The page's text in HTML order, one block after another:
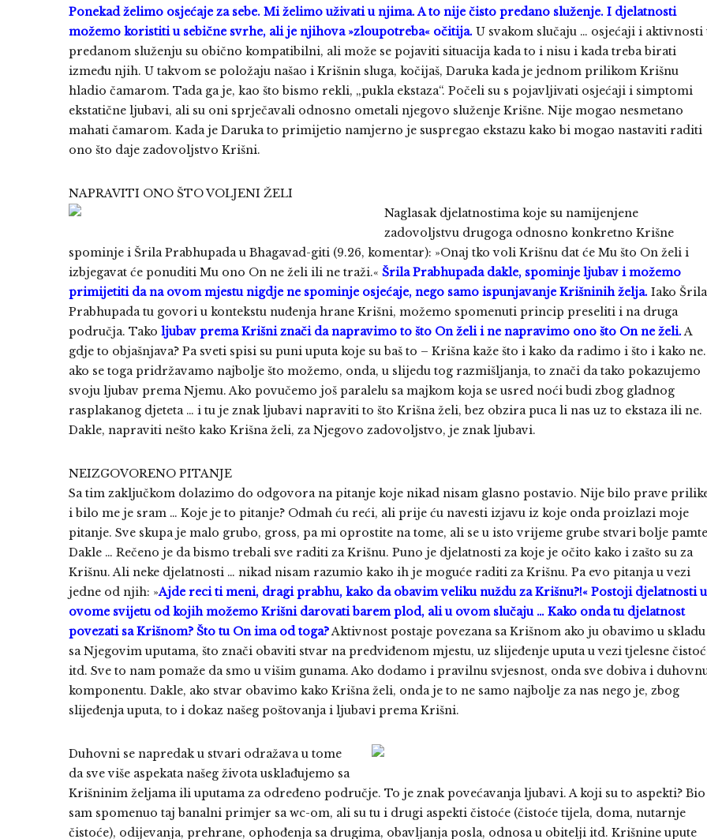
Ponekad želimo osjećaje za sebe. Mi želimo uživati u njima. A to nije čisto predano služenje. I djelatnosti
možemo koristiti u sebične svrhe, ali je njihova »zloupotreba« očitija. U svakom slučaju … osjećaji i aktivnosti
predanom služenju su obično kompatibilni, ali može se pojaviti situacija kada to i nisu i kada treba birati
između njih. U takvom se položaju našao i Krišnin sluga, kočijaš, Daruka kada je jednom prilikom Krišnu
hladio čamarom. Tada ga je, kao što bismo rekli, „pukla ekstaza“. Počeli su s pojavljivati osjećaji i simptomi
ekstatične ljubavi, ali su oni sprječavali odnosno ometali njegovo služenje Krišne. Nije mogao nesmetano
mahati čamarom. Kada je Daruka to primijetio namjerno je suspregao ekstazu kako bi mogao nastaviti raditi
ono što daje zadovoljstvo Krišni.
NAPRAVITI ONO ŠTO VOLJENI ŽELI
Naglasak djelatnostima koje su namijenjene
zadovoljstvu drugoga odnosno konkretno Krišne
spominje i Šrila Prabhupada u Bhagavad-giti (9.26, komentar): »Onaj tko voli Krišnu dat će Mu što On želi i
izbjegavat će ponuditi Mu ono On ne želi ili ne traži.« Šrila Prabhupada dakle, spominje ljubav i možemo
primijetiti da na ovom mjestu nigdje ne spominje osjećaje, nego samo ispunjavanje Krišninih želja. Iako Šrila
Prabhupada tu govori u kontekstu nuđenja hrane Krišni, možemo spomenuti princip preseliti i na druga
područja. Tako ljubav prema Krišni znači da napravimo to što On želi i ne napravimo ono što On ne želi.A
gdje to objašnjava? Pa sveti spisi su puni uputa koje su baš to – Krišna kaže što i kako da radimo i što i kako
ako se toga pridržavamo najbolje što možemo, onda, u slijedu tog razmišljanja, to znači da tako pokazujemo
svoju ljubav prema Njemu. Ako povučemo još paralelu sa majkom koja se usred noći budi zbog gladnog
rasplakanog djeteta … i tu je znak ljubavi napraviti to što Krišna želi, bez obzira puca li nas uz to ekstaza ili ne.
Dakle, napraviti nešto kako Krišna želi, za Njegovo zadovoljstvo, je znak ljubavi.
NEIZGOVORENO PITANJE
Sa tim zaključkom dolazimo do odgovora na pitanje koje nikad nisam glasno postavio. Nije bilo prave
i bilo me je sram … Koje je to pitanje? Odmah ću reći, ali prije ću navesti izjavu iz koje onda proizlazi moje
pitanje. Sve skupa je malo grubo, gross, pa mi oprostite na tome, ali se u isto vrijeme grube stvari bolje
Dakle … Rečeno je da bismo trebali sve raditi za Krišnu. Puno je djelatnosti za koje je očito kako i zašto su za
Krišnu. Ali neke djelatnosti … nikad nisam razumio kako ih je moguće raditi za Krišnu. Pa evo pitanja u vezi
jedne od njih: »Ajde reci ti meni, dragi prabhu, kako da obavim veliku nuždu za Krišnu?!« Postoji djelatnosti u
ovome svijetu od kojih možemo Krišni darovati barem plod, ali u ovom slučaju … Kako onda tu djelatnost
povezati sa Krišnom? Što tu On ima od toga?Aktivnost postaje povezana sa Krišnom ako ju obavimo u skladu
sa Njegovim uputama, što znači obaviti stvar na predviđenom mjestu, uz slijeđenje uputa u vezi tjelesne
itd. Sve to nam pomaže da smo u višim gunama. Ako dodamo i pravilnu svjesnost, onda sve dobiva i
komponentu. Dakle, ako stvar obavimo kako Krišna želi, onda je to ne samo najbolje za nas nego je, zbog
slijeđenja uputa, to i dokaz našeg poštovanja i ljubavi prema Krišni.
Duhovni se napredak u stvari odražava u tome
da sve više aspekata našeg života usklađujemo sa
Krišninim željama ili uputama za određeno područje. To je znak povećavanja ljubavi. A koji su to aspekti? Bio
sam spomenuo taj banalni primjer sa wc-om, ali su tu i drugi aspekti čistoće (čistoće tijela, doma, nutarnje
čistoće), odijevanja, prehrane, ophođenja sa drugima, obavljanja posla, odnosa u obitelji itd. Krišnine upute